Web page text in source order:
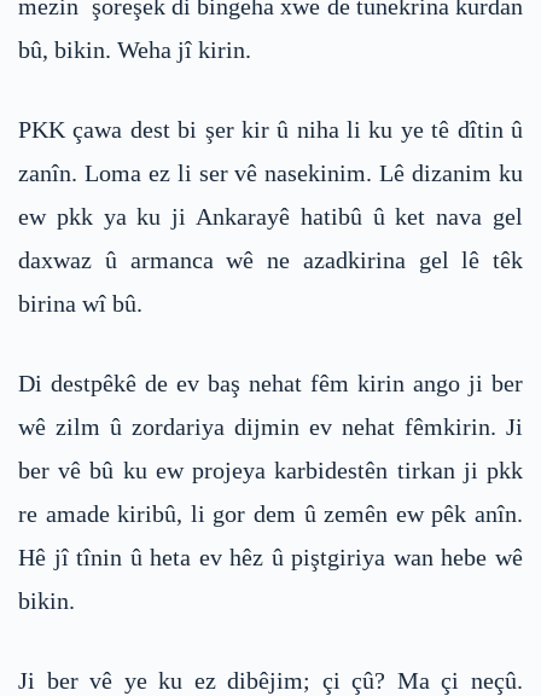
mezin şoreşek di bingeha xwe de tunekrina kurdan
bû, bikin. Weha jî kirin.
PKK çawa dest bi şer kir û niha li ku ye tê dîtin û
zanîn. Loma ez li ser vê nasekinim. Lê dizanim ku
ew pkk ya ku ji Ankarayê hatibû û ket nava gel
daxwaz û armanca wê ne azadkirina gel lê têk
birina wî bû.
Di destpêkê de ev baş nehat fêm kirin ango ji ber
wê zilm û zordariya dijmin ev nehat fêmkirin. Ji
ber vê bû ku ew projeya karbidestên tirkan ji pkk
re amade kiribû, li gor dem û zemên ew pêk anîn.
Hê jî tînin û heta ev hêz û piştgiriya wan hebe wê
bikin.
Ji ber vê ye ku ez dibêjim; çi çû? Ma çi neçû.